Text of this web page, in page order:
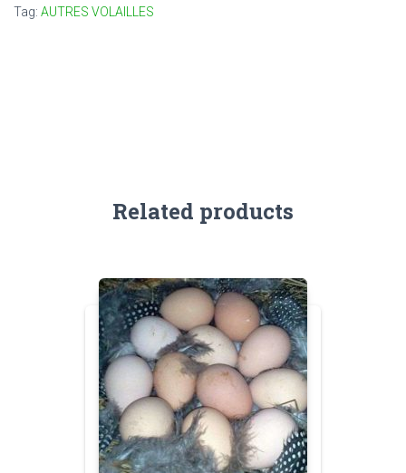
Tag: AUTRES VOLAILLES
Related products